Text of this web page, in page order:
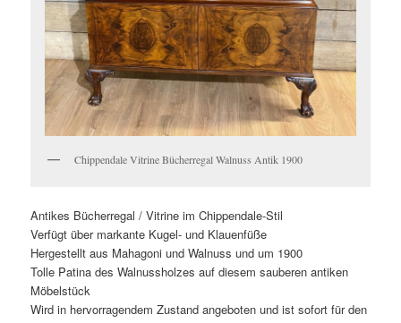
Chippendale Vitrine Bücherregal Walnuss Antik 1900
Antikes Bücherregal / Vitrine im Chippendale-Stil
Verfügt über markante Kugel- und Klauenfüße
Hergestellt aus Mahagoni und Walnuss und um 1900
Tolle Patina des Walnussholzes auf diesem sauberen antiken
Möbelstück
Wird in hervorragendem Zustand angeboten und ist sofort für den